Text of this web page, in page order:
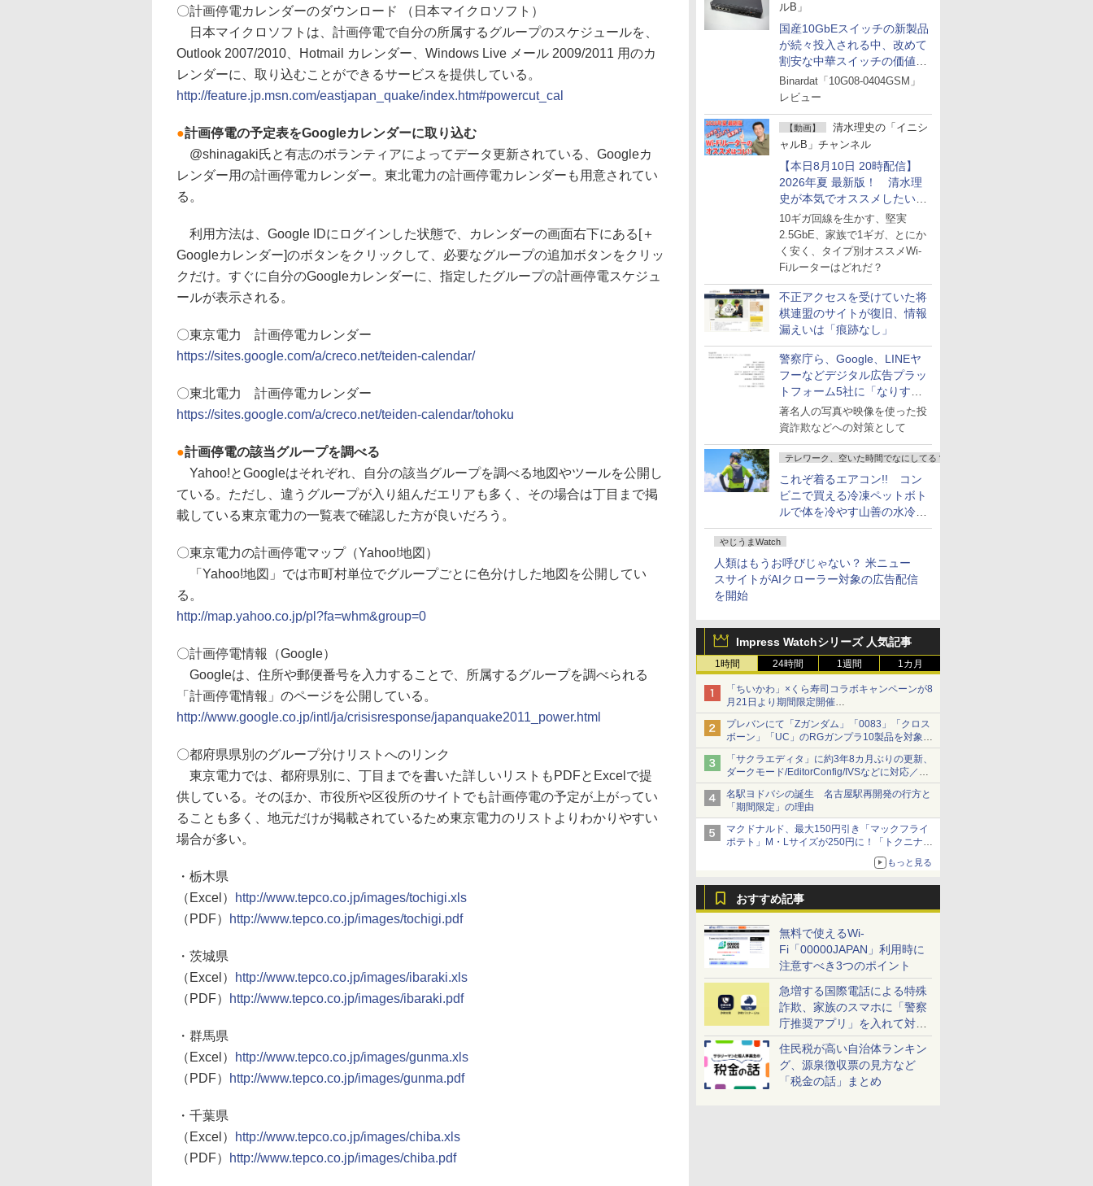
ルB」
国産10GbEスイッチの新製品
が続々投入される中、改めて
割安な中華スイッチの価値を
見直す
Binardat「10G08-0404GSM」
レビュー
【動画】
清水理史の「イニシ
ャルB」チャンネル
【本日8月10日 20時配信】
2026年夏 最新版！ 清水理
史が本気でオススメしたい
Wi-Fiルーターはどれか？
ライブで解説
10ギガ回線を生かす、堅実
2.5GbE、家族で1ギガ、とにか
く安く、タイプ別オススメWi-
Fiルーターはどれだ？
不正アクセスを受けていた将
棋連盟のサイトが復旧、情報
漏えいは「痕跡なし」
警察庁ら、Google、LINEヤ
フーなどデジタル広告プラッ
トフォーム5社に「なりすま
し詐欺広告」対策強化を要請
著名人の写真や映像を使った投
資詐欺などへの対策として
テレワーク、空いた時間でなにしてる？
これぞ着るエアコン!! コン
ビニで買える冷凍ペットボト
ルで体を冷やす山善の水冷ベ
ストがロードバイクにちょう
どいい【ぼっち・ざ・ろー
ど！その14】
やじうまWatch
人類はもうお呼びじゃない？ 米ニュー
スサイトがAIクローラー対象の広告配信
を開始
Impress Watchシリーズ 人気記事
1時間 24時間 1週間 1カ月
「ちいかわ」×くら寿司コラボキャンペーンが8
月21日より期間限定開催
オリジナルの湯呑みや寿司皿が景品に登場！
プレバンにて「Zガンダム」「0083」「クロス
ボーン」「UC」のRGガンプラ10製品を対象に
した抽選販売が8月10日11時より実施！
「サクラエディタ」に約3年8カ月ぶりの更新、
ダークモード/EditorConfig/IVSなどに対応／複
数の脆弱性に対処したセキュリティアップデー
ト
名駅ヨドバシの誕生 名古屋駅再開発の行方と
「期間限定」の理由
マクドナルド、最大150円引き「マックフライ
ポテト」M・Lサイズが250円に！「トクニナル
もっと見る
おすすめ記事
無料で使えるWi-
Fi「00000JAPAN」利用時に
注意すべき3つのポイント
急増する国際電話による特殊
詐欺、家族のスマホに「警察
庁推奨アプリ」を入れて対策
しよう！
住民税が高い自治体ランキン
グ、源泉徴収票の見方など
「税金の話」まとめ
〇計画停電カレンダーのダウンロード （日本マイクロソフト）
日本マイクロソフトは、計画停電で自分の所属するグループのスケジュールを、
Outlook 2007/2010、Hotmail カレンダー、Windows Live メール 2009/2011 用のカ
レンダーに、取り込むことができるサービスを提供している。
http://feature.jp.msn.com/eastjapan_quake/index.htm#powercut_cal
●計画停電の予定表をGoogleカレンダーに取り込む
@shinagaki氏と有志のボランティアによってデータ更新されている、Googleカ
レンダー用の計画停電カレンダー。東北電力の計画停電カレンダーも用意されてい
る。
利用方法は、Google IDにログインした状態で、カレンダーの画面右下にある[＋
Googleカレンダー]のボタンをクリックして、必要なグループの追加ボタンをクリッ
クだけ。すぐに自分のGoogleカレンダーに、指定したグループの計画停電スケジュ
ールが表示される。
〇東京電力 計画停電カレンダー
https://sites.google.com/a/creco.net/teiden-calendar/
〇東北電力 計画停電カレンダー
https://sites.google.com/a/creco.net/teiden-calendar/tohoku
●計画停電の該当グループを調べる
Yahoo!とGoogleはそれぞれ、自分の該当グループを調べる地図やツールを公開し
ている。ただし、違うグループが入り組んだエリアも多く、その場合は丁目まで掲
載している東京電力の一覧表で確認した方が良いだろう。
〇東京電力の計画停電マップ（Yahoo!地図）
「Yahoo!地図」では市町村単位でグループごとに色分けした地図を公開してい
る。
http://map.yahoo.co.jp/pl?fa=whm&group=0
〇計画停電情報（Google）
Googleは、住所や郵便番号を入力することで、所属するグループを調べられる
「計画停電情報」のページを公開している。
http://www.google.co.jp/intl/ja/crisisresponse/japanquake2011_power.html
〇都府県県別のグループ分けリストへのリンク
東京電力では、都府県別に、丁目までを書いた詳しいリストもPDFとExcelで提
供している。そのほか、市役所や区役所のサイトでも計画停電の予定が上がってい
ることも多く、地元だけが掲載されているため東京電力のリストよりわかりやすい
場合が多い。
・栃木県
（Excel）
http://www.tepco.co.jp/images/tochigi.xls
（PDF）
http://www.tepco.co.jp/images/tochigi.pdf
・茨城県
（Excel）
http://www.tepco.co.jp/images/ibaraki.xls
（PDF）
http://www.tepco.co.jp/images/ibaraki.pdf
・群馬県
（Excel）
http://www.tepco.co.jp/images/gunma.xls
（PDF）
http://www.tepco.co.jp/images/gunma.pdf
・千葉県
（Excel）
http://www.tepco.co.jp/images/chiba.xls
（PDF）
http://www.tepco.co.jp/images/chiba.pdf